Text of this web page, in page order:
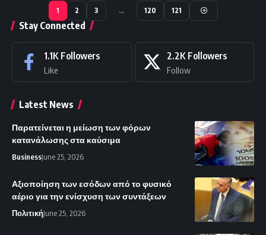
1 2 3 … 120 121
Stay Connected
1.1K Followers
Like
2.2K Followers
Follow
Latest News
Παρατείνεται η μείωση των φόρων
κατανάλωσης στα καύσιμα
BusinessJune 25, 2026
Αξιοποίηση των εσόδων από το φυσικό
αέριο για την ενίσχυση των συντάξεων
ΠολιτικήJune 25, 2026